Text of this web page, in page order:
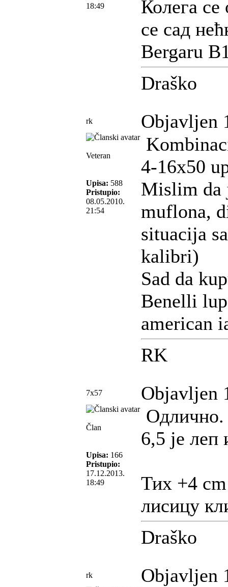
18:49
Колега
се сад
Bergaru
Draško
rk Objavljen
Veteran
Upisa: 588
Pristupio:
08.05.2010.
21:54
4-16x50
Mislim da
muflona,
situacija
kalibri)
Sad da
Benelli
american
RK
7x57 Objavljen
Član
Upisa: 166
Pristupio:
17.12.2013.
18:49
Одлично.
6,5 је леп
Тих +4 cm
лисицу
Draško
rk Objavljen